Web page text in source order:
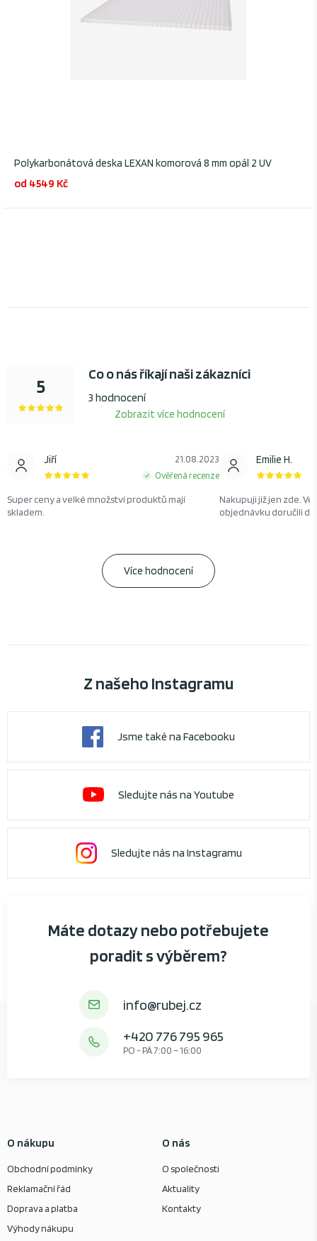
Polykarbonátová deska LEXAN komorová 8 mm opál 2 UV
od 4549 Kč
5 Co o nás říkají naši zákazníci
3 hodnocení
Zobrazit více hodnocení
Jiří 21.08.2023
Ověřená recenze
Super ceny a velké množství produktů mají
skladem.
Emilie H.
Nakupuji již jen zde.
objednávku doručili
Více hodnocení
Máte dotazy nebo potřebujete
poradit s výběrem?
info@rubej.cz
+420 776 795 965
PO - PÁ 7:00 – 16:00
Z našeho Instagramu
Jsme také na Facebooku
Sledujte nás na Youtube
Sledujte nás na Instagramu
O nákupu
Obchodní podmínky
Reklamační řád
Doprava a platba
Výhody nákupu
O nás
O společnosti
Aktuality
Kontakty